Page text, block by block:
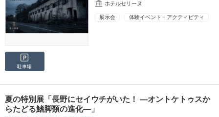
ホテルセリーヌ
展示会 体験イベント・アクティビティ
駐車場
夏の特別展「長野にセイウチがいた！ ―オントケトゥスか
らたどる鰭脚類の進化―」